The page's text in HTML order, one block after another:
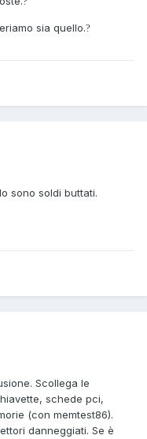
sia quello.?
sono soldi buttati.
Scollega le
schede pci,
(con memtest86).
danneggiati. Se è